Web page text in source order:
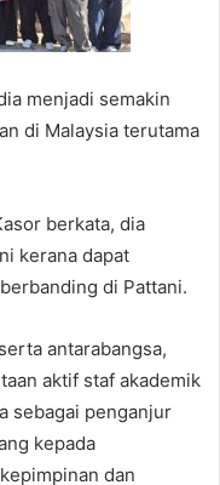
menjadi semakin
di Malaysia terutama
berkata, dia
kerana dapat
di Pattani.
antarabangsa,
aktif staf akademik
sebagai penganjur
kepada
dan